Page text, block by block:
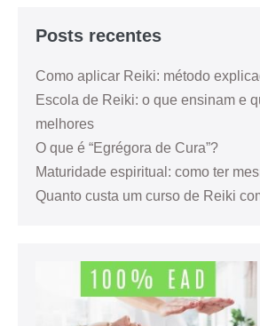
Posts recentes
Como aplicar Reiki: método
Escola de Reiki: o que ensinam e
melhores
O que é “Egrégora de Cura”?
Maturidade espiritual: como ter
Quanto custa um curso de Reiki